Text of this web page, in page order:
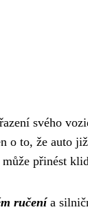
svého
o to, že auto
přinést
ručenía